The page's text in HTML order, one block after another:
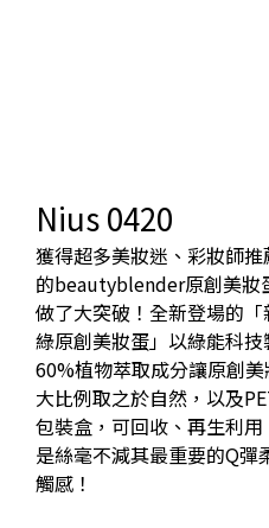
Nius 0420
獲得超多美妝迷、彩妝師推
的beautyblender原創美妝
做了大突破！全新登場的「
綠原創美妝蛋」以綠能科技
60%植物萃取成分讓原創
大比例取之於自然，以及
包裝盒，可回收、再生利用
是絲毫不減其最重要的Q彈
觸感！